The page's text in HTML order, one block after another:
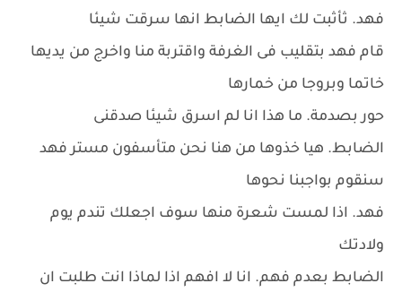
فهد. ثأثبت لك ايها الضابط انها سرقت شيئا
قام فهد بتقليب فى الغرفة واقتربة منا واخرج من يديها
خاتما وبروجا من خمارها
حور بصدمة. ما هذا انا لم اسرق شيئا صدقنى
الضابط. هيا خذوها من هنا نحن متأسفون مستر فهد
سنقوم بواجبنا نحوها
فهد. اذا لمست شعرة منها سوف اجعلك تندم يوم
ولادتك
الضابط بعدم فهم. انا لا افهم اذا لماذا انت طلبت ان